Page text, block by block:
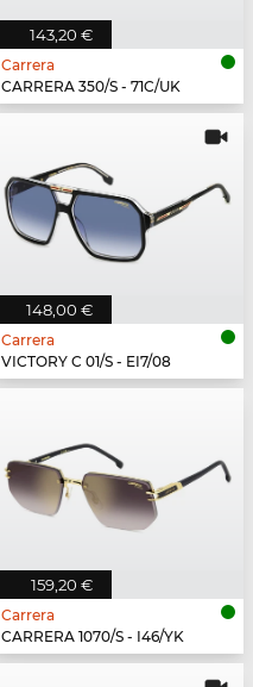
143,20 €
Carrera
CARRERA 350/S - 71C/UK
148,00 €
Carrera
VICTORY C 01/S - EI7/08
159,20 €
Carrera
CARRERA 1070/S - I46/YK